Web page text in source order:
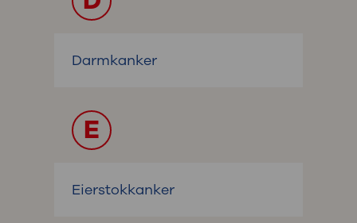
Darmkanker
E
Eierstokkanker